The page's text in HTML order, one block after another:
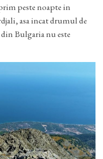
peste noapte in
asa incat drumul de
din Bulgaria nu este